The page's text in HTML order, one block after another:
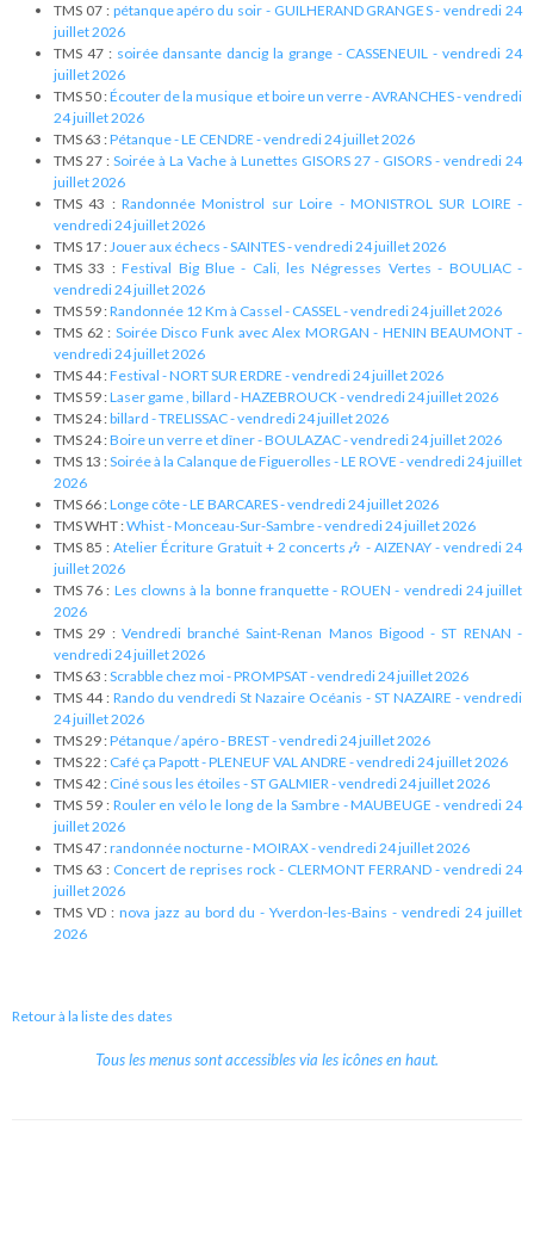
TMS 07 : pétanque apéro du soir - GUILHERAND GRANGES - vendredi 24
juillet 2026
TMS 47 : soirée dansante dancig la grange - CASSENEUIL - vendredi 24
juillet 2026
TMS 50 :Écouter de la musique et boire un verre - AVRANCHES - vendredi
24 juillet 2026
TMS 63 :Pétanque - LE CENDRE - vendredi 24 juillet 2026
TMS 27 : Soirée à La Vache à Lunettes GISORS 27 - GISORS - vendredi 24
juillet 2026
TMS 43 :Randonnée Monistrol sur Loire - MONISTROL SUR LOIRE -
vendredi 24 juillet 2026
TMS 17 :Jouer aux échecs - SAINTES - vendredi 24 juillet 2026
TMS 33 :Festival Big Blue - Cali, les Négresses Vertes - BOULIAC -
vendredi 24 juillet 2026
TMS 59 :Randonnée 12 Km à Cassel - CASSEL - vendredi 24 juillet 2026
TMS 62 : Soirée Disco Funk avec Alex MORGAN - HENIN BEAUMONT -
vendredi 24 juillet 2026
TMS 44 :Festival - NORT SUR ERDRE - vendredi 24 juillet 2026
TMS 59 :Laser game , billard - HAZEBROUCK - vendredi 24 juillet 2026
TMS 24 :billard - TRELISSAC - vendredi 24 juillet 2026
TMS 24 :Boire un verre et dîner - BOULAZAC - vendredi 24 juillet 2026
TMS 13 :Soirée à la Calanque de Figuerolles - LE ROVE - vendredi 24 juillet
2026
TMS 66 :Longe côte - LE BARCARES - vendredi 24 juillet 2026
TMS WHT :Whist - Monceau-Sur-Sambre - vendredi 24 juillet 2026
TMS 85 : Atelier Écriture Gratuit + 2 concerts🎶 - AIZENAY - vendredi 24
juillet 2026
TMS 76 : Les clowns à la bonne franquette - ROUEN - vendredi 24 juillet
2026
TMS 29 : Vendredi branché Saint-Renan Manos Bigood - ST RENAN -
vendredi 24 juillet 2026
TMS 63 :Scrabble chez moi - PROMPSAT - vendredi 24 juillet 2026
TMS 44 : Rando du vendredi St Nazaire Océanis - ST NAZAIRE - vendredi
24 juillet 2026
TMS 29 :Pétanque / apéro - BREST - vendredi 24 juillet 2026
TMS 22 : Café ça Papott - PLENEUF VAL ANDRE - vendredi 24 juillet 2026
TMS 42 : Ciné sous les étoiles - ST GALMIER - vendredi 24 juillet 2026
TMS 59 : Rouler en vélo le long de la Sambre - MAUBEUGE - vendredi 24
juillet 2026
TMS 47 :randonnée nocturne - MOIRAX - vendredi 24 juillet 2026
TMS 63 : Concert de reprises rock - CLERMONT FERRAND - vendredi 24
juillet 2026
TMS VD : nova jazz au bord du - Yverdon-les-Bains - vendredi 24 juillet
2026
Retour à la liste des dates
Tous les menus sont accessibles via les icônes en haut.